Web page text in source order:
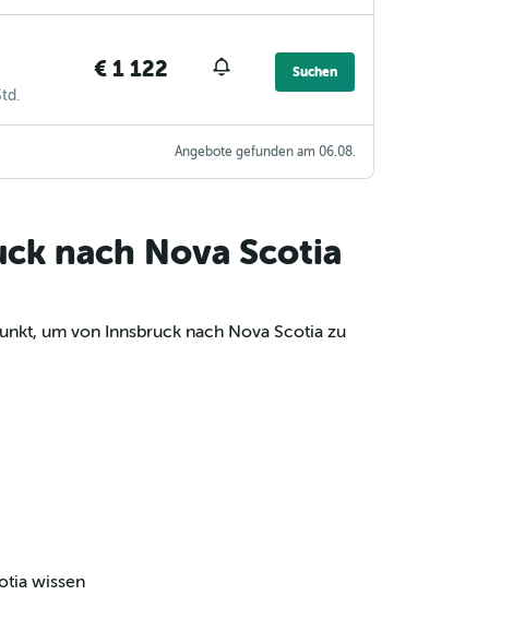
€ 1 122 Suchen
Angebote gefunden am 06.08.
nach Nova Scotia
um von Innsbruck nach Nova Scotia zu
wissen